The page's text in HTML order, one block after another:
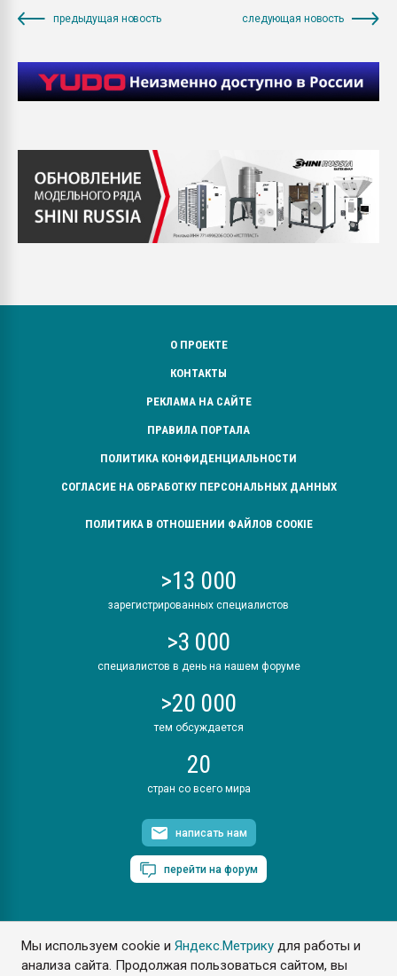
Мы используем cookie иЯндекс.Метрику для работы и
анализа сайта. Продолжая пользоваться сайтом, вы
предыдущая новость следующая новость
О ПРОЕКТЕ
КОНТАКТЫ
РЕКЛАМА НА САЙТЕ
ПРАВИЛА ПОРТАЛА
ПОЛИТИКА КОНФИДЕНЦИАЛЬНОСТИ
СОГЛАСИЕ НА ОБРАБОТКУ ПЕРСОНАЛЬНЫХ ДАННЫХ
ПОЛИТИКА В ОТНОШЕНИИ ФАЙЛОВ COOKIE
>13 000
зарегистрированных специалистов
>3 000
специалистов в день на нашем форуме
>20 000
тем обсуждается
20
стран со всего мира
написать нам
перейти на форум
ПластЭксперт © 2006. Все права защищены
Разрешается копирование материалов сайта с обязательной